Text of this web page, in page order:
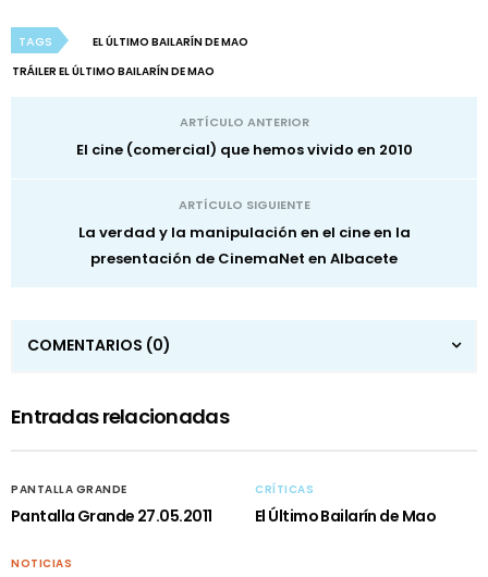
TAGS
EL ÚLTIMO BAILARÍN DE MAO
TRÁILER EL ÚLTIMO BAILARÍN DE MAO
ARTÍCULO ANTERIOR
El cine (comercial) que hemos vivido en 2010
ARTÍCULO SIGUIENTE
La verdad y la manipulación en el cine en la
presentación de CinemaNet en Albacete
COMENTARIOS (0)
Entradas relacionadas
PANTALLA GRANDE
Pantalla Grande 27.05.2011
CRÍTICAS
El Último Bailarín de Mao
NOTICIAS